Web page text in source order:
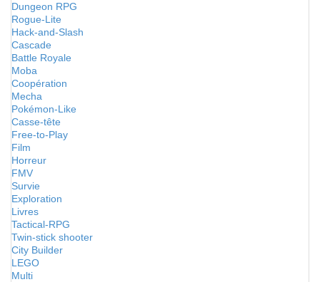
Dungeon RPG
Rogue-Lite
Hack-and-Slash
Cascade
Battle Royale
Moba
Coopération
Mecha
Pokémon-Like
Casse-tête
Free-to-Play
Film
Horreur
FMV
Survie
Exploration
Livres
Tactical-RPG
Twin-stick shooter
City Builder
LEGO
Multi